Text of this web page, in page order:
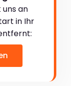
uns an
in Ihr